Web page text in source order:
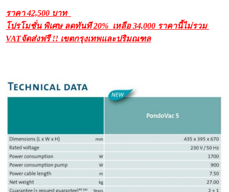
ราคา 42,500 บาท
โปรโมชั่น พิเศษ ลดทันที 20% เหลือ 34,000 ราคานี้ไม่รวม
VATจัดส่งฟรี !! เขตกรุงเทพและปริมณฑล